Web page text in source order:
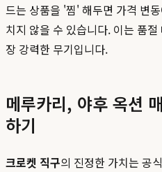
드는 상품을 '찜' 해두면 가격 변
치지 않을 수 있습니다. 이는 품
장 강력한 무기입니다.
메루카리, 야후 옥션
하기
크로켓 직구의 진정한 가치는 공